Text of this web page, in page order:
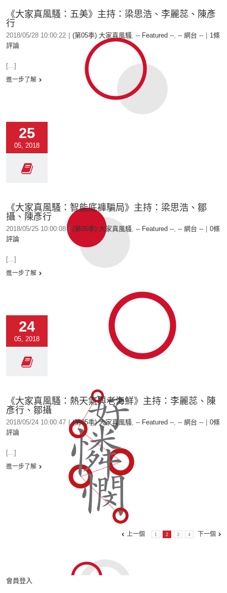
《大家真風騷：五美》主持：梁思浩、李麗蕊、陳彥
行
2018/05/28 10:00:22 (第05季) 大家真風騷, -- Featured --, -- 網台 --
1條
評論
[...]
進一步了解
25
05, 2018
《大家真風騷：智能底褲騙局》主持：梁思浩、鄒
攝、陳彥行
2018/05/25 10:00:08 (第05季) 大家真風騷, -- Featured --, -- 網台 --
0條
評論
[...]
進一步了解
24
05, 2018
《大家真風騷：熱天氣與老海鮮》主持：李麗蕊、陳
彥行、鄒攝
2018/05/24 10:00:47 (第05季) 大家真風騷, -- Featured --, -- 網台 --
0條
評論
[...]
進一步了解
上一個 1 2 3 4 下一個
會員登入